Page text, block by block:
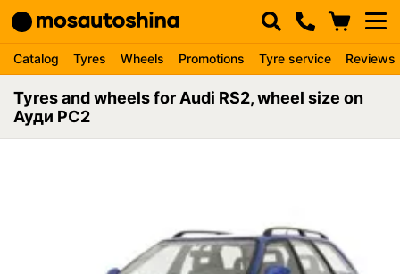
Catalog Tyres Wheels Promotions Tyre service Reviews
Tyres and wheels for Audi RS2, wheel size on
Ауди РС2